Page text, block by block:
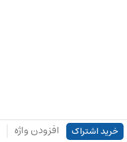
خرید اشتراک افزودن واژه